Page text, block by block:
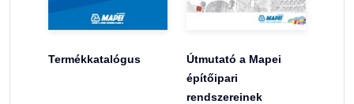
Termékkatalógus
Útmutató a Mapei
építőipari
rendszereinek